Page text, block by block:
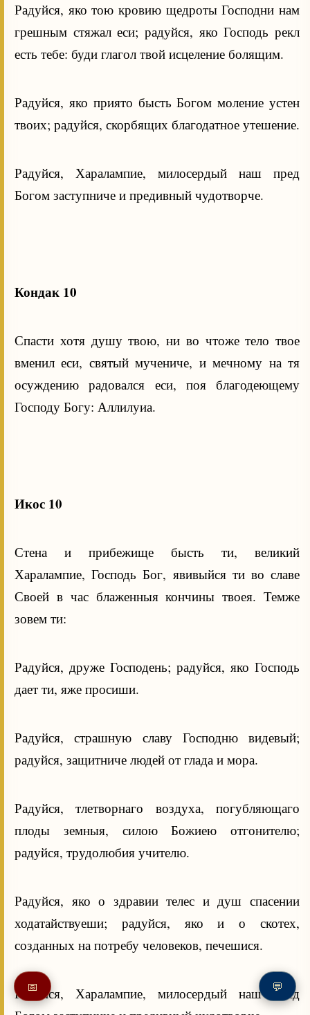
Радуйся, яко тою кровию щедроты Господни нам
грешным стяжал еси; радуйся, яко Господь рекл
есть тебе: буди глагол твой исцеление болящим.
Радуйся, яко приято бысть Богом моление устен
твоих; радуйся, скорбящих благодатное утешение.
Радуйся, Харалампие, милосердый наш пред
Богом заступниче и предивный чудотворче.
Кондак 10
Спасти хотя душу твою, ни во чтоже тело твое
вменил еси, святый мучениче, и мечному на тя
осуждению радовался еси, поя благодеющему
Господу Богу: Аллилуиа.
Икос 10
Стена и прибежище бысть ти, великий
Харалампие, Господь Бог, явивыйся ти во славе
Своей в час блаженныя кончины твоея. Темже
зовем ти:
Радуйся, друже Господень; радуйся, яко Господь
дает ти, яже просиши.
Радуйся, страшную славу Господню видевый;
радуйся, защитниче людей от глада и мора.
Радуйся, тлетворнаго воздуха, погубляющаго
плоды земныя, силою Божиею отгонителю;
радуйся, трудолюбия учителю.
Радуйся, яко о здравии телес и душ спасении
ходатайствуеши; радуйся, яко и о скотех,
созданных на потребу человеков, печешися.
Радуйся, Харалампие, милосердый наш пред
📅 💬